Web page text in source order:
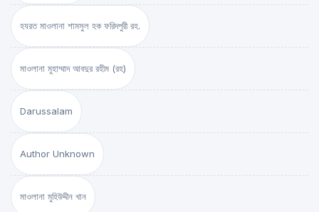
হযরত মাওলানা শামসুল হক ফরিদপুরী রহ.
মাওলানা মুহাম্মাদ আবদুর রহীম (রহ)
Darussalam
Author Unknown
মাওলানা মুহিউদ্দীন খান